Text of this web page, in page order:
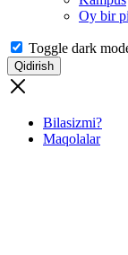
Oy bir
Toggle dark
Qidirish
Bilasizmi?
Maqolalar